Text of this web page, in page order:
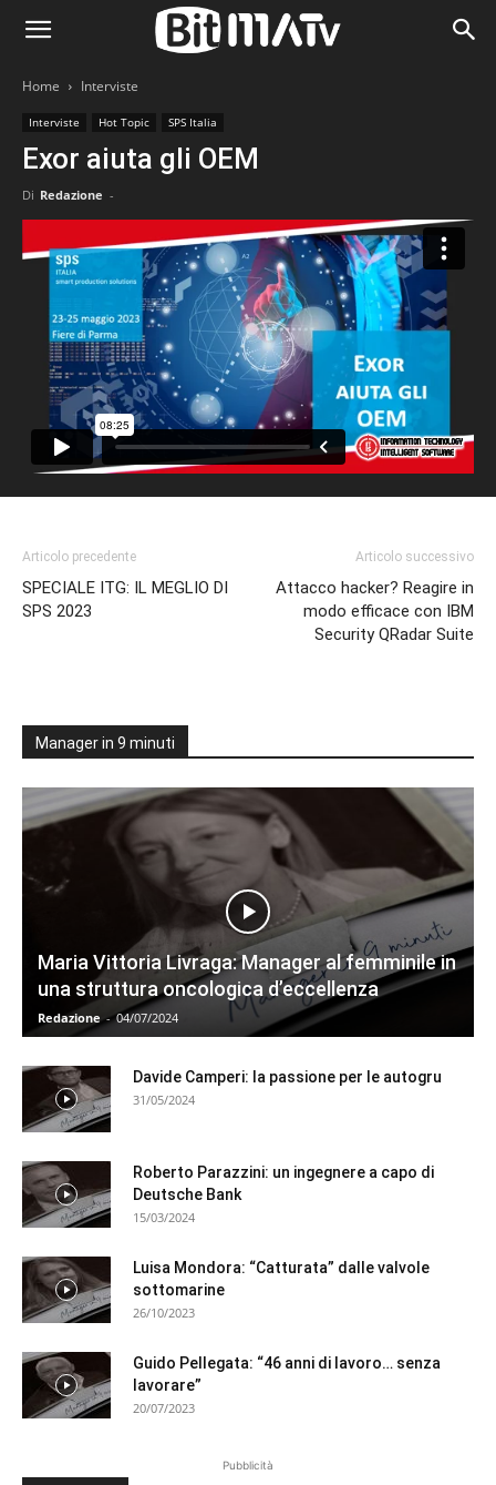
Home Interviste
Interviste Hot Topic SPS Italia
Exor aiuta gli OEM
Di Redazione -
Articolo precedente
SPECIALE ITG: IL MEGLIO DI
SPS 2023
Articolo successivo
Attacco hacker? Reagire in
modo efficace con IBM
Security QRadar Suite
Manager in 9 minuti
Maria Vittoria Livraga: Manager al femminile in
una struttura oncologica d’eccellenza
Redazione - 04/07/2024
Davide Camperi: la passione per le autogru
31/05/2024
Roberto Parazzini: un ingegnere a capo di
Deutsche Bank
15/03/2024
Luisa Mondora: “Catturata” dalle valvole
sottomarine
26/10/2023
Guido Pellegata: “46 anni di lavoro… senza
lavorare”
20/07/2023
Pubblicità